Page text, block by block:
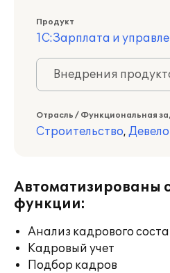
Продукт
1С:Зарплата и
Внедрения
Отрасль / Функциональная
Строительство,
Автоматизированы
функции:
Анализ кадрового
Кадровый учет
Подбор кадров